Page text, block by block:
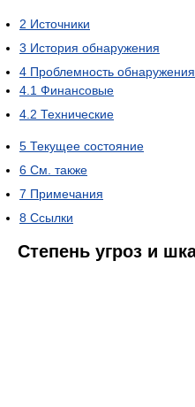
2 Источники
3 История обнаружения
4 Проблемность обнаружения
4.1 Финансовые
4.2 Технические
5 Текущее состояние
6 См. также
7 Примечания
8 Ссылки
Степень угроз и